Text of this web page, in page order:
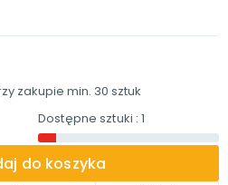
zakupie min. 30 sztuk
Dostępne sztuki : 1
do koszyka